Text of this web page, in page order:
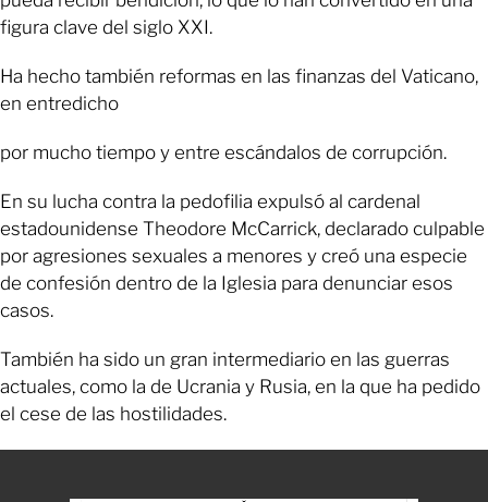
figura clave del siglo XXI.
Ha hecho también reformas en las finanzas del Vaticano,
en entredicho
por mucho tiempo y entre escándalos de corrupción.
En su lucha contra la pedofilia expulsó al cardenal
estadounidense Theodore McCarrick, declarado culpable
por agresiones sexuales a menores y creó una especie
de confesión dentro de la Iglesia para denunciar esos
casos.
También ha sido un gran intermediario en las guerras
actuales, como la de Ucrania y Rusia, en la que ha pedido
el cese de las hostilidades.